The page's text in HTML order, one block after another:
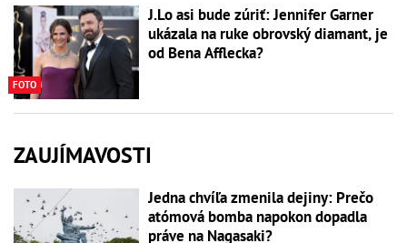
FOTO
J.Lo asi bude zúriť: Jennifer Garner
ukázala na ruke obrovský diamant, je
od Bena Afflecka?
ZAUJÍMAVOSTI
Jedna chvíľa zmenila dejiny: Prečo
atómová bomba napokon dopadla
práve na Nagasaki?